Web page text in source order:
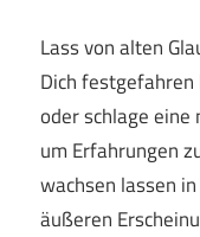
Lass von alten
Dich
oder schlage eine
um Erfahrungen
wachsen lassen
äußeren